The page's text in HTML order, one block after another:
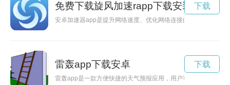
免费下载旋风加速rapp下载安装
安卓加速器app是提升网络速度、优化网络连接的利器。通过
下载
雷轰app下载安卓
雷轰app是一款方便快捷的天气预报应用，用户可以通过该app
下载